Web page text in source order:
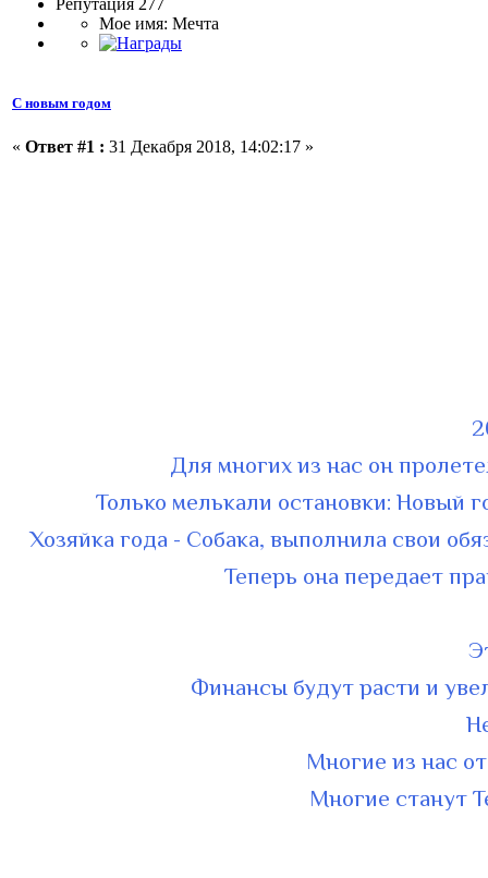
Репутация 277
Мое имя: Мечта
С новым годом
« Ответ #1 : 31 Декабря 2018, 14:02:17 »
Для многих из нас он
Только мелькали остановки: Новый
Хозяйка года - Собака, выполнила свои
Теперь она передает
Финансы будут расти и
Многие из нас
Многие станут